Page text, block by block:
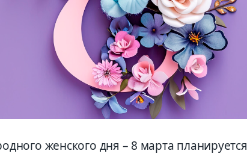
женского дня – 8 марта планируется